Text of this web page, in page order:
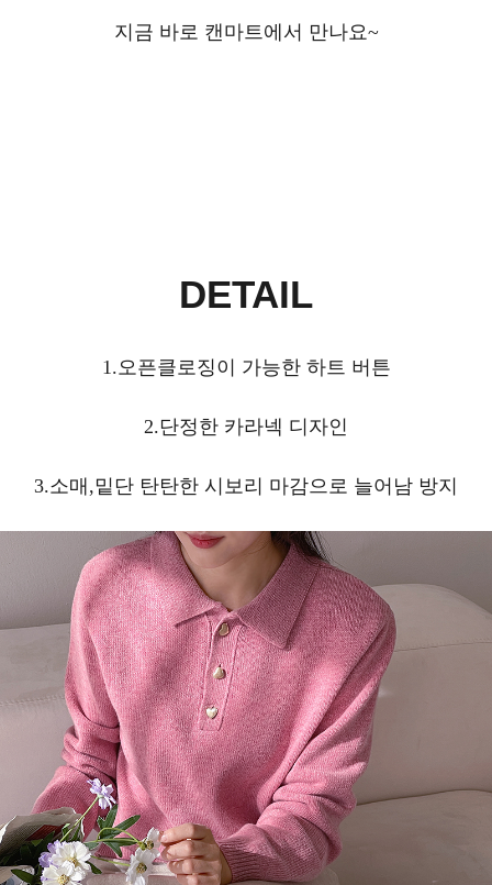
지금 바로 캔마트에서 만나요~
DETAIL
1.오픈클로징이 가능한 하트 버튼
2.단정한 카라넥 디자인
3.소매,밑단 탄탄한 시보리 마감으로 늘어남 방지